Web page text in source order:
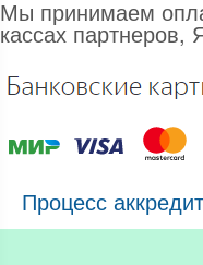
Мы принимаем
кассах партнеров,
Процесс